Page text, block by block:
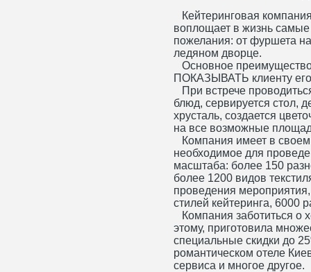
Кейтеринговая
воплощает в жизнь
пожелания: от фуршета
ледяном дворце.
Основное
ПОКАЗЫВАТЬ клиенту
При встрече
блюд, сервируется стол,
хрусталь, создается
на все возможные
Компания имеет в
необходимое для
масштаба: более 150
более 1200 видов
проведения
стилей кейтеринга, 6000
Компания заботиться о
этому, приготовила
специальные скидки до
романтическом отеле
сервиса и многое другое.